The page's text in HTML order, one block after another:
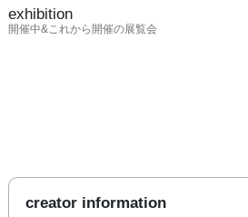
exhibition
開催中&これから開催の展覧会
creator information